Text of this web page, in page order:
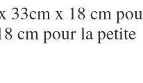
33cm x 18 cm
cm pour la petite